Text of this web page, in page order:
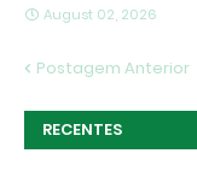
August 02, 2026
Postagem Anterior
RECENTES